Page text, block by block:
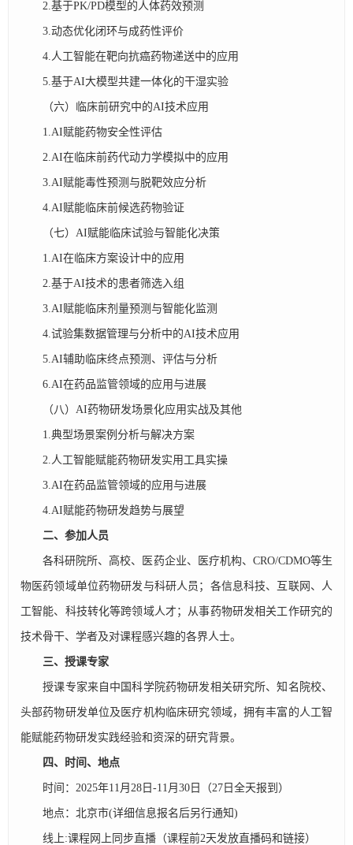
2.基于PK/PD模型的人体药效预测​
3.动态优化闭环与成药性评价
4.人工智能在靶向抗癌药物递送中的应用
5.基于AI大模型共建一体化的干湿实验
（六）临床前研究中的AI技术应用
1.AI赋能药物安全性评估
2.AI在临床前药代动力学模拟中的应用
3.AI赋能毒性预测与脱靶效应分析
4.AI赋能临床前候选药物验证
（七）AI赋能临床试验与智能化决策
1.AI在临床方案设计中的应用
2.基于AI技术的患者筛选入组
3.AI赋能临床剂量预测与智能化监测
4.试验集数据管理与分析中的AI技术应用
5.AI辅助临床终点预测、评估与分析
6.AI在药品监管领域的应用与进展
（八）AI药物研发场景化应用实战及其他
1.典型场景案例分析与解决方案
2.人工智能赋能药物研发实用工具实操
3.AI在药品监管领域的应用与进展​
4.AI赋能药物研发趋势与展望​
二、参加人员
各科研院所、高校、医药企业、医疗机构、CRO/CDMO等生
物医药领域单位药物研发与科研人员；各信息科技、互联网、人
工智能、科技转化等跨领域人才；从事药物研发相关工作研究的
技术骨干、学者及对课程感兴趣的各界人士。
三、授课专家
授课专家来自中国科学院药物研发相关研究所、知名院校、
头部药物研发单位及医疗机构临床研究领域，拥有丰富的人工智
能赋能药物研发实践经验和资深的研究背景。
四、时间、地点
时间：2025年11月28日-11月30日（27日全天报到）
地点：北京市(详细信息报名后另行通知)
线上:课程网上同步直播（课程前2天发放直播码和链接）